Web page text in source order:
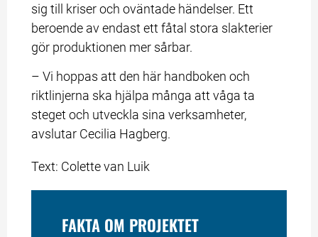
sig till kriser och oväntade händelser. Ett
beroende av endast ett fåtal stora slakterier
gör produktionen mer sårbar.
– Vi hoppas att den här handboken och
riktlinjerna ska hjälpa många att våga ta
steget och utveckla sina verksamheter,
avslutar Cecilia Hagberg.
Text: Colette van Luik
FAKTA OM PROJEKTET